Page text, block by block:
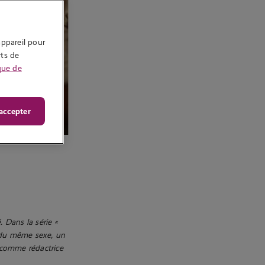
Dans la série «
même sexe, un
rédactrice
pour
de
de